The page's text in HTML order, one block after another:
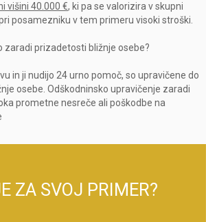
višini 40.000 €, ki pa se valorizira v skupni
posamezniku v tem primeru visoki stroški.
zaradi prizadetosti bližnje osebe?
in ji nudijo 24 urno pomoč, so upravičene do
osebe. Odškodninsko upravičenje zaradi
prometne nesreče ali poškodbe na
ZA SVOJ PRIMER?